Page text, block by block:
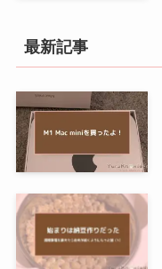
最新記事